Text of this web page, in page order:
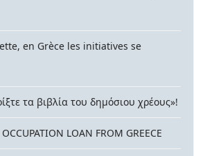
en Grèce les initiatives se
τα βιβλία του δημόσιου χρέους»!
LOAN FROM GREECE